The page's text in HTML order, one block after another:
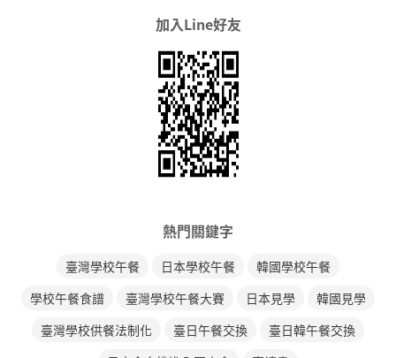
加入Line好友
熱門關鍵字
臺灣學校午餐 日本學校午餐
韓國學校午餐
學校午餐食譜
臺灣學校午餐大賽 日本見學
韓國見學
臺灣學校供餐法制化
臺日午餐交換
臺日韓午餐交換